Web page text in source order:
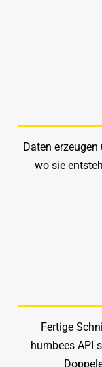
Daten
wo sie
Fertige
humbees API